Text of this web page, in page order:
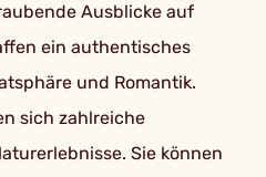
Ausblicke auf
ein authentisches
und Romantik.
sich zahlreiche
Sie können